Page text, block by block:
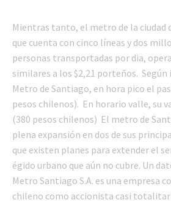
Mientras tanto, el metro de la ciudad
que cuenta con cinco líneas y dos
personas transportadas por dia,
similares a los $2,21 porteños.
Metro de Santiago, en hora pico el
pesos chilenos). En horario valle, su
(380 pesos chilenos) El metro de
plena expansión en dos de sus
que existen planes para extender el
égido urbano que aún no cubre. Un
Metro Santiago S.A. es una empresa
chileno como accionista casi